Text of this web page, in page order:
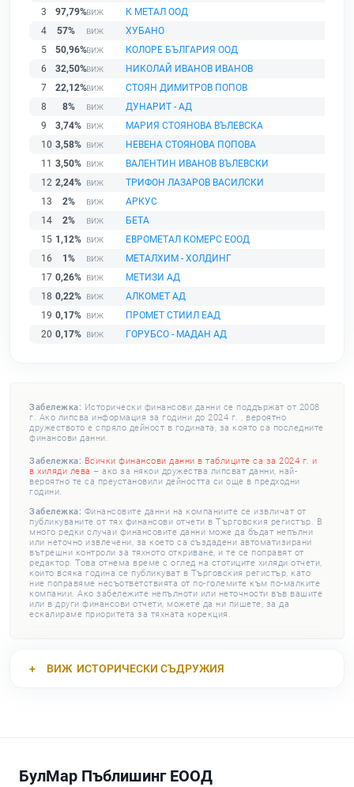
3
97,79%
К МЕТАЛ ООД
4
57%
ХУБАНО
5
50,96%
КОЛОРЕ БЪЛГАРИЯ ООД
6
32,50%
НИКОЛАЙ ИВАНОВ ИВАНОВ
7
22,12%
СТОЯН ДИМИТРОВ ПОПОВ
8
8%
ДУНАРИТ - АД
9
3,74%
МАРИЯ СТОЯНОВА ВЪЛЕВСКА
10 3,58%
НЕВЕНА СТОЯНОВА ПОПОВА
11 3,50%
ВАЛЕНТИН ИВАНОВ ВЪЛЕВСКИ
12 2,24%
ТРИФОН ЛАЗАРОВ ВАСИЛСКИ
13
2%
АРКУС
14
2%
БЕТА
15 1,12%
ЕВРОМЕТАЛ КОМЕРС ЕООД
16
1%
МЕТАЛХИМ - ХОЛДИНГ
17 0,26%
МЕТИЗИ АД
18 0,22%
АЛКОМЕТ АД
19 0,17%
ПРОМЕТ СТИИЛ ЕАД
20 0,17% ГОРУБСО - МАДАН АД
Забележка: Исторически финансови данни се поддържат от 2008
г. Ако липсва информация за години до 2024 г. , вероятно
дружеството е спряло дейност в годината, за която са последните
финансови данни.
Забележка: Всички финансови данни в таблиците са за 2024 г. и
в хиляди лева – ако за някои дружества липсват данни, най-
вероятно те са преустановили дейността си още в предходни
години.
Забележка: Финансовите данни на компаниите се извличат от
публикуваните от тях финансови отчети в Търговския регистър. В
много редки случаи финансовите данни може да бъдат непълни
или неточно извлечени, за което са създадени автоматизирани
вътрешни контроли за тяхното откриване, и те се поправят от
редактор. Това отнема време с оглед на стотиците хиляди отчети,
които всяка година се публикуват в Търговския регистър, като
ние поправяме несъответствията от по-големите към по-малките
компании. Ако забележите непълноти или неточности във вашите
или в други финансови отчети, можете да ни пишете, за да
ескалираме приоритета за тяхната корекция.
ВИЖ ИСТОРИЧЕСКИ СЪДРУЖИЯ
БулМар Пъблишинг ЕООД